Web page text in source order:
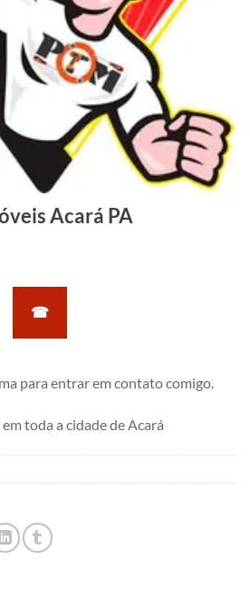
Acará PA
☎
para entrar em contato comigo.
toda a cidade de Acará